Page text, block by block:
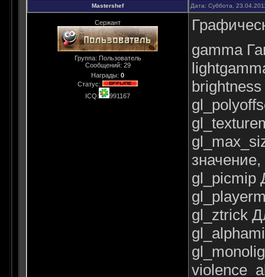
Mastershef Дата: Суббота,
Сержант
Группа: Пользователь
Сообщений: 29
Награды: 0
Статус:
ICQ:
991167
gamma
gl_picmip
gl_ztrick